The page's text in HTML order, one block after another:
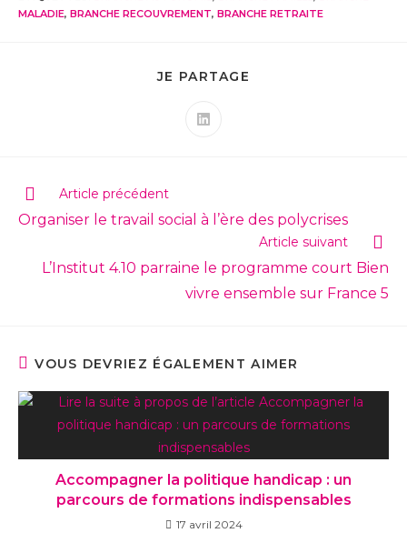
MALADIE, BRANCHE RECOUVREMENT, BRANCHE RETRAITE
JE PARTAGE
Article précédent
Organiser le travail social à l’ère des polycrises
Article suivant
L’Institut 4.10 parraine le programme court Bien
vivre ensemble sur France 5
VOUS DEVRIEZ ÉGALEMENT AIMER
Accompagner la politique handicap : un
parcours de formations indispensables
17 avril 2024